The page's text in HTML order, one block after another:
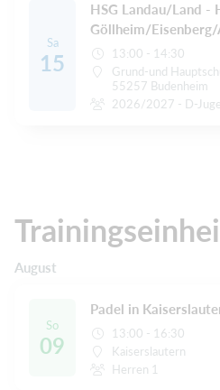
Sa
15
HSG Landau/Land -
Göllheim/
13:00 - 14:30
Grund-und
55257 Budenheim
2026/2027 - D-
August
So
09
Padel in
13:00 - 16:30
Kaiserslautern
Herren 1